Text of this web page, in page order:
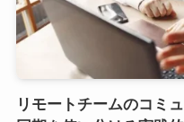
リモートチームのコミ